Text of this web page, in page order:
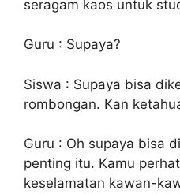
seragam kaos untuk
Guru : Supaya?
Siswa : Supaya bisa
rombongan. Kan
Guru : Oh supaya bisa
penting itu. Kamu
keselamatan kawan-